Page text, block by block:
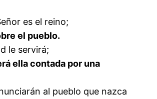
es el reino;
el pueblo.
le servirá;
ella contada por una
al pueblo que nazca